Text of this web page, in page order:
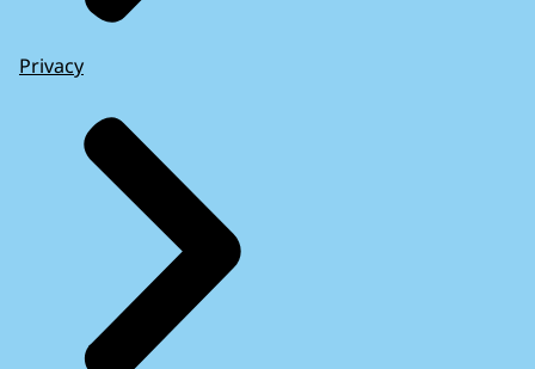
Privacy